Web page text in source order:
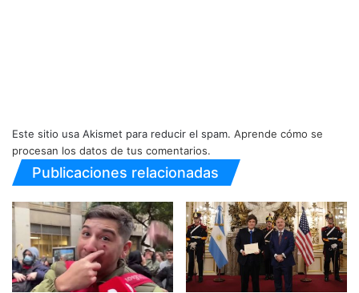
Este sitio usa Akismet para reducir el spam. Aprende cómo se
procesan los datos de tus comentarios.
Publicaciones relacionadas